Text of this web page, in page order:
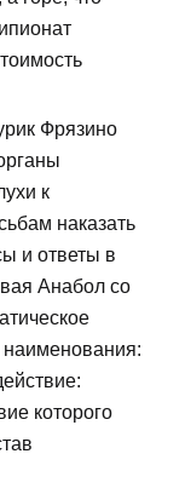
Фрязино
к
наказать
и ответы в
Анабол со
наименования:
которого